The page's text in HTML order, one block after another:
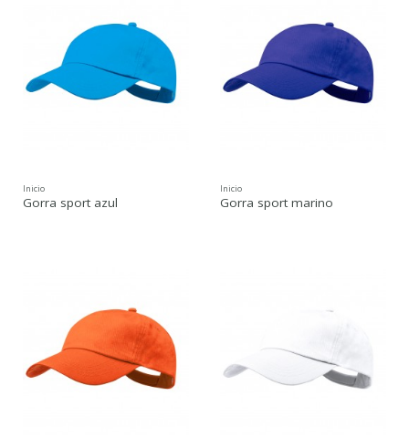
Inicio
Gorra sport azul
Inicio
Gorra sport marino